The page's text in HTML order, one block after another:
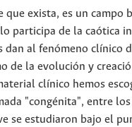
que exista, es un campo
participa de la caótica
dan al fenómeno clínico
de la evolución y
clínico hemos
"congénita", entre
se estudiaron bajo el